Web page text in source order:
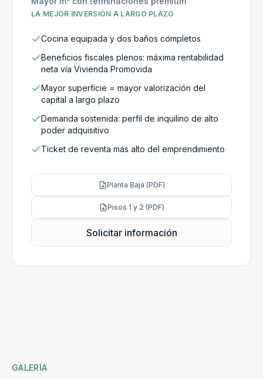
LA MEJOR INVERSIÓN A LARGO PLAZO
Cocina equipada y dos baños completos
Beneficios fiscales plenos: máxima rentabilidad
neta vía Vivienda Promovida
Mayor superficie = mayor valorización del
capital a largo plazo
Demanda sostenida: perfil de inquilino de alto
poder adquisitivo
Ticket de reventa más alto del emprendimiento
Planta Baja (PDF)
Pisos 1 y 2 (PDF)
Solicitar información
GALERÍA